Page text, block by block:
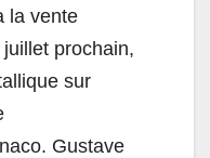
la vente
prochain,
sur
Gustave